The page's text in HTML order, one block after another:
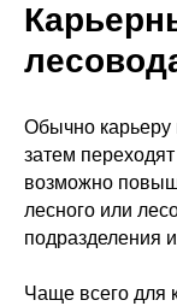
Обычно карьеру
затем
возможно
лесного или
подразделения
Чаще всего для